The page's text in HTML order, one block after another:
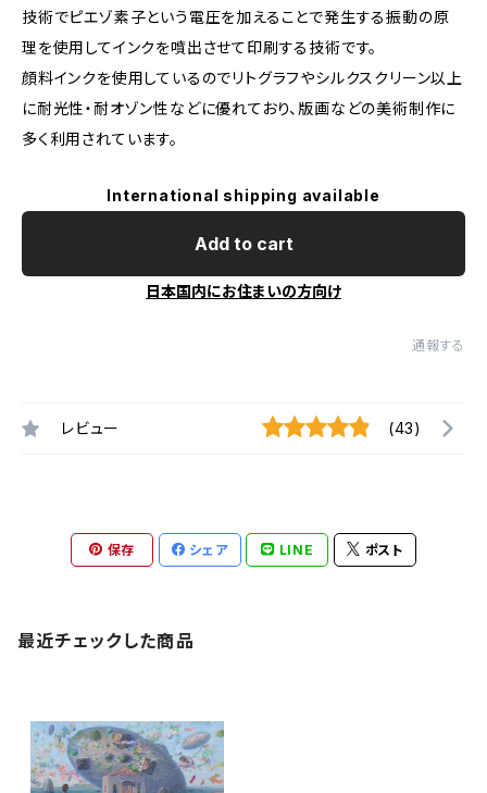
技術でピエゾ素子という電圧を加えることで発生する振動の原
理を使用してインクを噴出させて印刷する技術です。
顔料インクを使用しているのでリトグラフやシルクスクリーン以上
に耐光性・耐オゾン性などに優れており、版画などの美術制作に
多く利用されています。
International shipping available
Add to cart
日本国内にお住まいの方向け
通報する
レビュー (43)
保存 シェア LINE ポスト
最近チェックした商品